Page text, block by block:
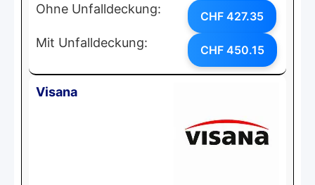
Ohne Unfalldeckung: CHF 427.35
Mit Unfalldeckung: CHF 450.15
Visana